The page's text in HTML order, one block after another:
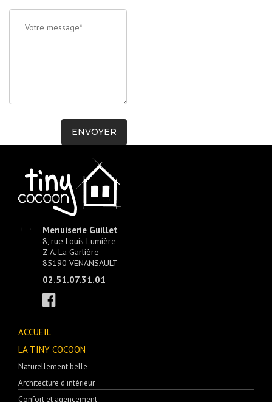
Menuiserie Guillet
8, rue Louis Lumière
Z.A. La Garlière
85190 VENANSAULT
02.51.07.31.01
ACCUEIL
LA TINY COCOON
Naturellement belle
Architecture d’intérieur
Confort et agencement